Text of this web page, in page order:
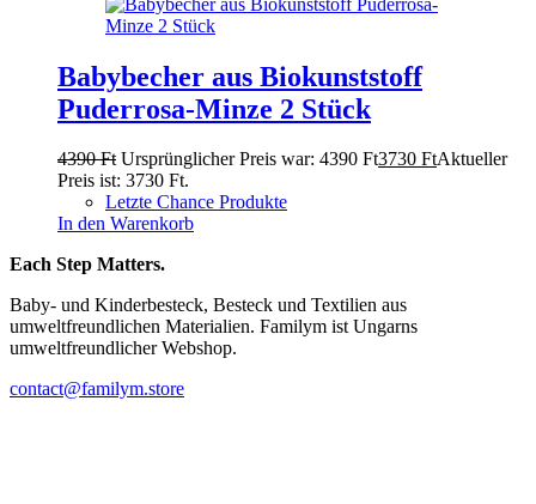
Babybecher aus Biokunststoff
Puderrosa-Minze 2 Stück
4390Ft Ursprünglicher Preis war: 4390 Ft3730 FtAktueller
Preis ist: 3730 Ft.
Letzte Chance Produkte
In den Warenkorb
Each Step Matters.
Baby- und Kinderbesteck, Besteck und Textilien aus
umweltfreundlichen Materialien. Familym ist Ungarns
umweltfreundlicher Webshop.
contact@familym.store